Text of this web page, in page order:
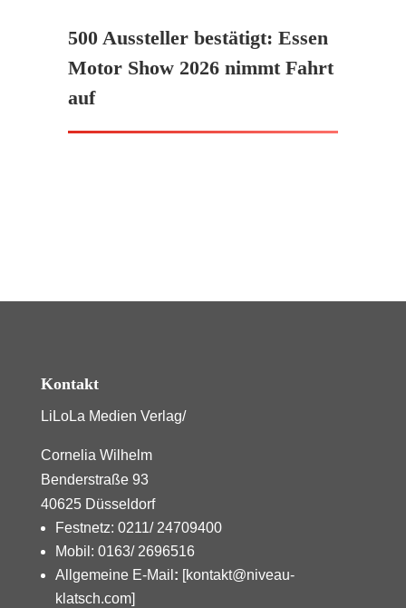
500 Aussteller bestätigt: Essen
Motor Show 2026 nimmt Fahrt
auf
Kontakt
LiLoLa Medien Verlag/
Cornelia Wilhelm
Benderstraße 93
40625 Düsseldorf
Festnetz: 0211/ 24709400
Mobil: 0163/ 2696516
Allgemeine E-Mail : [kontakt@niveau-
klatsch.com]